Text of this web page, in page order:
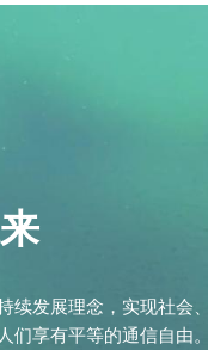
续发展理念，实现社会
们享有平等的通信自由。